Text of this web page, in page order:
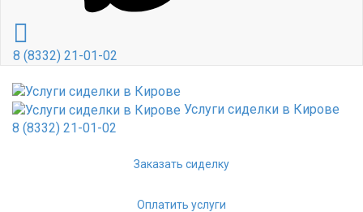
8 (8332) 21-01-02
Услуги сиделки в Кирове
8 (8332) 21-01-02
Заказать сиделку
Оплатить услуги